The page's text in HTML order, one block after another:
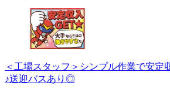
＜工場スタッフ＞シンプル作業で安
♪送迎バスあり◎